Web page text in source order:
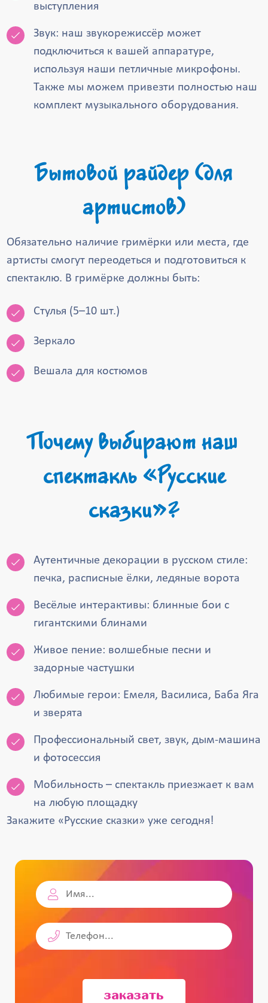
выступления
Звук: наш звукорежиссёр может
подключиться к вашей аппаратуре,
используя наши петличные микрофоны.
Также мы можем привезти полностью наш
комплект музыкального оборудования.
Бытовой райдер (для
артистов)
Обязательно наличие гримёрки или места, где
артисты смогут переодеться и подготовиться к
спектаклю. В гримёрке должны быть:
Стулья (5–10 шт.)
Зеркало
Вешала для костюмов
Почему выбирают наш
спектакль «Русские
сказки»?
Аутентичные декорации в русском стиле:
печка, расписные ёлки, ледяные ворота
Весёлые интерактивы: блинные бои с
гигантскими блинами
Живое пение: волшебные песни и
задорные частушки
Любимые герои: Емеля, Василиса, Баба Яга
и зверята
Профессиональный свет, звук, дым-машина
и фотосессия
Мобильность – спектакль приезжает к вам
на любую площадку
Закажите «Русские сказки» уже сегодня!
заказать